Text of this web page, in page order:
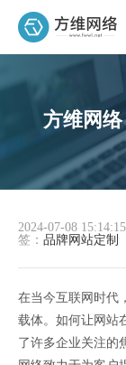
方维网
2024-07-08 15:14:15
签： 品牌网站定制
在当今互联网时代
载体。如何让网站
了许多企业关注的